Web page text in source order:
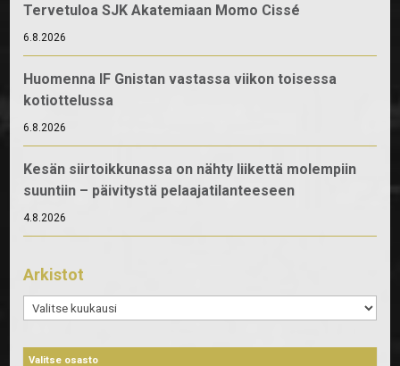
Tervetuloa SJK Akatemiaan Momo Cissé
6.8.2026
Huomenna IF Gnistan vastassa viikon toisessa
kotiottelussa
6.8.2026
Kesän siirtoikkunassa on nähty liikettä molempiin
suuntiin – päivitystä pelaajatilanteeseen
4.8.2026
Arkistot
Arkistot